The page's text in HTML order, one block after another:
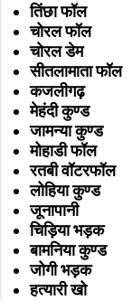
तिंछा फॉल
चोरल फॉल
चोरल डेम
सीतलामाता फॉल
कजलीगढ़
मेहंदी कुण्ड
जामन्या कुण्ड
मोहाडी फॉल
रतबी वॉटरफॉल
लोहिया कुण्ड
जूनापानी
चिड़िया भड़क
बामनिया कुण्ड
जोगी भड़क
हत्यारी खो